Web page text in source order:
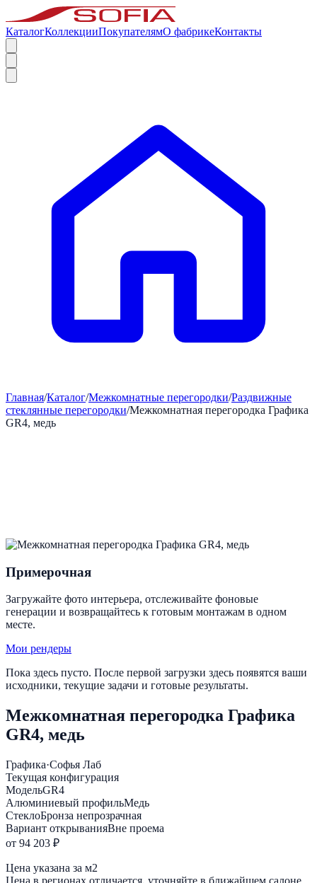
КаталогКоллекцииПокупателямО фабрикеКонтакты
Главная/Каталог/Межкомнатные перегородки/Раздвижные
стеклянные перегородки/Межкомнатная перегородка Графика
GR4, медь
Примерочная
Загружайте фото интерьера, отслеживайте фоновые
генерации и возвращайтесь к готовым монтажам в одном
месте.
Мои рендеры
Пока здесь пусто. После первой загрузки здесь появятся ваши
исходники, текущие задачи и готовые результаты.
Межкомнатная перегородка Графика
GR4, медь
Графика·Софья Лаб
Текущая конфигурация
МодельGR4
Алюминиевый профильМедь
СтеклоБронза непрозрачная
Вариант открыванияВне проема
от 94 203 ₽
Цена указана за м2